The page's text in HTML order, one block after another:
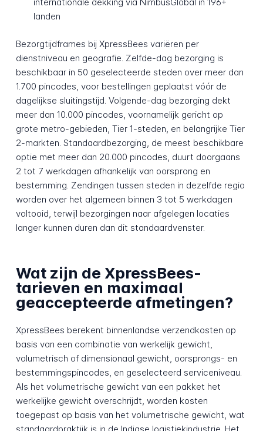
landen
Bezorgtijdframes bij XpressBees variëren per
dienstniveau en geografie. Zelfde-dag bezorging is
beschikbaar in 50 geselecteerde steden over meer dan
1.700 pincodes, voor bestellingen geplaatst vóór de
dagelijkse sluitingstijd. Volgende-dag bezorging dekt
meer dan 10.000 pincodes, voornamelijk gericht op
grote metro-gebieden, Tier 1-steden, en belangrijke Tier
2-markten. Standaardbezorging, de meest beschikbare
optie met meer dan 20.000 pincodes, duurt doorgaans
2 tot 7 werkdagen afhankelijk van oorsprong en
bestemming. Zendingen tussen steden in dezelfde regio
worden over het algemeen binnen 3 tot 5 werkdagen
voltooid, terwijl bezorgingen naar afgelegen locaties
langer kunnen duren dan dit standaardvenster.
Wat zijn de XpressBees-
tarieven en maximaal
geaccepteerde afmetingen?
XpressBees berekent binnenlandse verzendkosten op
basis van een combinatie van werkelijk gewicht,
volumetrisch of dimensionaal gewicht, oorsprongs- en
bestemmingspincodes, en geselecteerd serviceniveau.
Als het volumetrische gewicht van een pakket het
werkelijke gewicht overschrijdt, worden kosten
toegepast op basis van het volumetrische gewicht, wat